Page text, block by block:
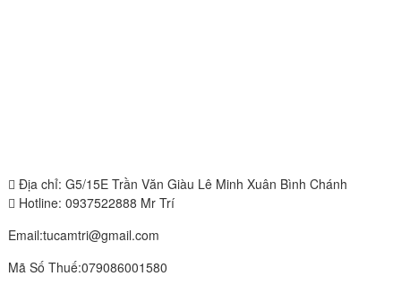
Địa chỉ: G5/15E Trần Văn Giàu Lê Minh Xuân Bình Chánh
Hotline: 0937522888 Mr Trí
Email:tucamtri@gmail.com
Mã Số Thuế:079086001580